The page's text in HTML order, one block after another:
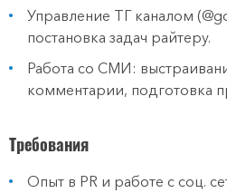
Управление ТГ каналом
постановка задач райтеру.
Работа со СМИ:
комментарии, подготовка
Требования
Опыт в PR и работе с соц.